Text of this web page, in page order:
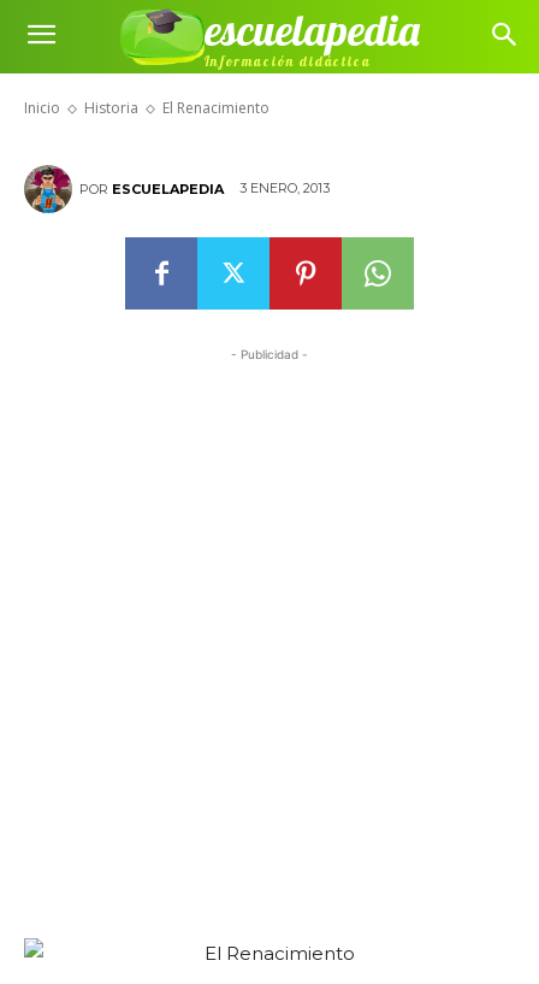
escuelapedia
Información didáctica
Inicio Historia El Renacimiento
El Renacimiento
POR ESCUELAPEDIA 3 ENERO, 2013
- Publicidad -